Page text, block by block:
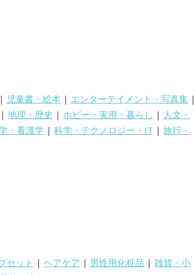
| 児童書・絵本 | エンターテイメント・写真集 |
| 地理・歴史 | ホビー・実用・暮らし | 人文・
・看護学 | 科学・テクノロジー・IT | 旅行・
セット | ヘアケア | 男性用化粧品 | 雑貨・小